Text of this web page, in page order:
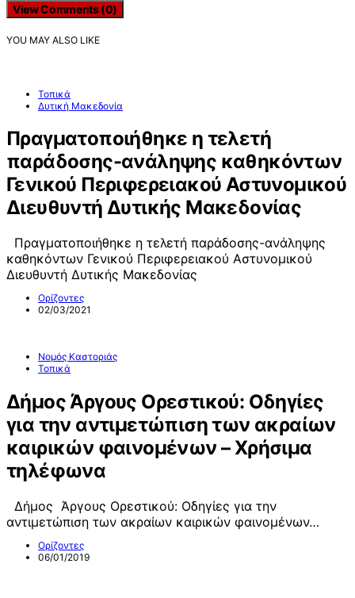
View Comments (0)
YOU MAY ALSO LIKE
Τοπικά
Δυτική Μακεδονία
Πραγματοποιήθηκε η τελετή
παράδοσης-ανάληψης καθηκόντων
Γενικού Περιφερειακού Αστυνομικού
Διευθυντή Δυτικής Μακεδονίας
Πραγματοποιήθηκε η τελετή παράδοσης-ανάληψης
καθηκόντων Γενικού Περιφερειακού Αστυνομικού
Διευθυντή Δυτικής Μακεδονίας
Ορίζοντες
02/03/2021
Νομός Καστοριάς
Τοπικά
Δήμος Άργους Ορεστικού: Οδηγίες
για την αντιμετώπιση των ακραίων
καιρικών φαινομένων – Χρήσιμα
τηλέφωνα
Δήμος Άργους Ορεστικού: Οδηγίες για την
αντιμετώπιση των ακραίων καιρικών φαινομένων…
Ορίζοντες
06/01/2019